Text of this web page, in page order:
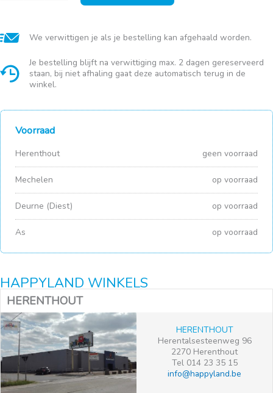
We verwittigen je als je bestelling kan afgehaald worden.
Je bestelling blijft na verwittiging max. 2 dagen gereserveerd
staan, bij niet afhaling gaat deze automatisch terug in de
winkel.
Voorraad
Herenthout geen voorraad
Mechelen op voorraad
Deurne (Diest) op voorraad
As op voorraad
HAPPYLAND WINKELS
HERENTHOUT
HERENTHOUT
Herentalsesteenweg 96
2270 Herenthout
Tel 014 23 35 15
info@happyland.be